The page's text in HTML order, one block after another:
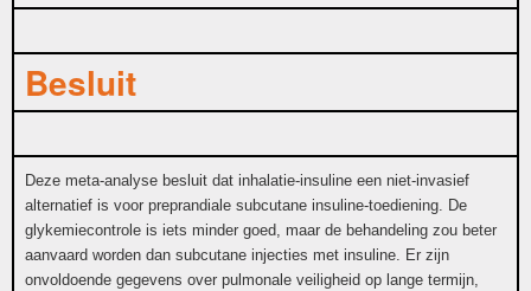
Besluit
Deze meta-analyse besluit dat inhalatie-insuline een niet-invasief
alternatief is voor preprandiale subcutane insuline-toediening. De
glykemiecontrole is iets minder goed, maar de behandeling zou beter
aanvaard worden dan subcutane injecties met insuline. Er zijn
onvoldoende gegevens over pulmonale veiligheid op lange termijn,